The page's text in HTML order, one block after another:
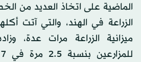
الماضية على اتخاذ العديد من
الزراعة في الهند، والتي آتت
ميزانية الزراعة مرات عدة،